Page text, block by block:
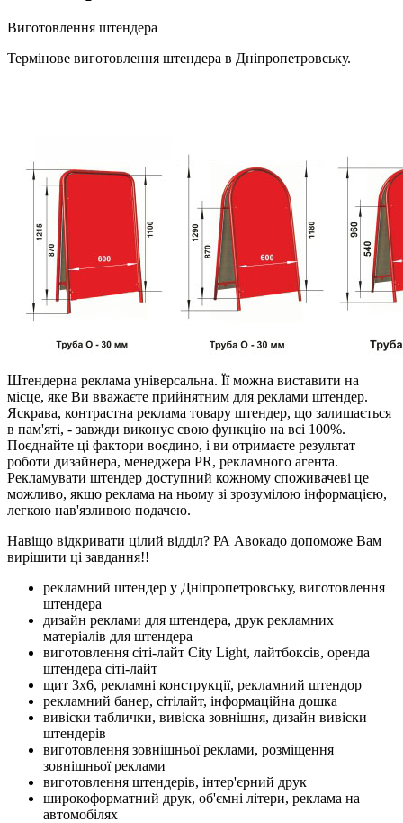
Виготовлення штендера
Термінове виготовлення штендера в Дніпропетровську.
Штендерна реклама універсальна. Її можна виставити на
місце, яке Ви вважаєте прийнятним для реклами штендер.
Яскрава, контрастна реклама товару штендер, що залишається
в пам'яті, - завжди виконує свою функцію на всі 100%.
Поєднайте ці фактори воєдино, і ви отримаєте результат
роботи дизайнера, менеджера PR, рекламного агента.
Рекламувати штендер доступний кожному споживачеві це
можливо, якщо реклама на ньому зі зрозумілою інформацією,
легкою нав'язливою подачею.
Навіщо відкривати цілий відділ? РА Авокадо допоможе Вам
вирішити ці завдання!!
рекламний штендер у Дніпропетровську, виготовлення
штендера
дизайн реклами для штендера, друк рекламних
матеріалів для штендера
виготовлення сіті-лайт City Light, лайтбоксів, оренда
штендера сіті-лайт
щит 3х6, рекламні конструкції, рекламний штендор
рекламний банер, сітілайт, інформаційна дошка
вивіски таблички, вивіска зовнішня, дизайн вивіски
штендерів
виготовлення зовнішньої реклами, розміщення
зовнішньої реклами
виготовлення штендерів, інтер'єрний друк
широкоформатний друк, об'ємні літери, реклама на
автомобілях